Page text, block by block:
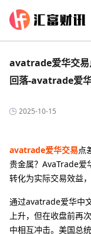
avatrade爱华交易
回落-avatrade爱
2025-10-15
avatrade爱华交易点
贵金属？‌AvaTrade爱
转化为实际交易效益
通过avatrade爱华中
上升，但在收盘前再
中相互冲击。美国总